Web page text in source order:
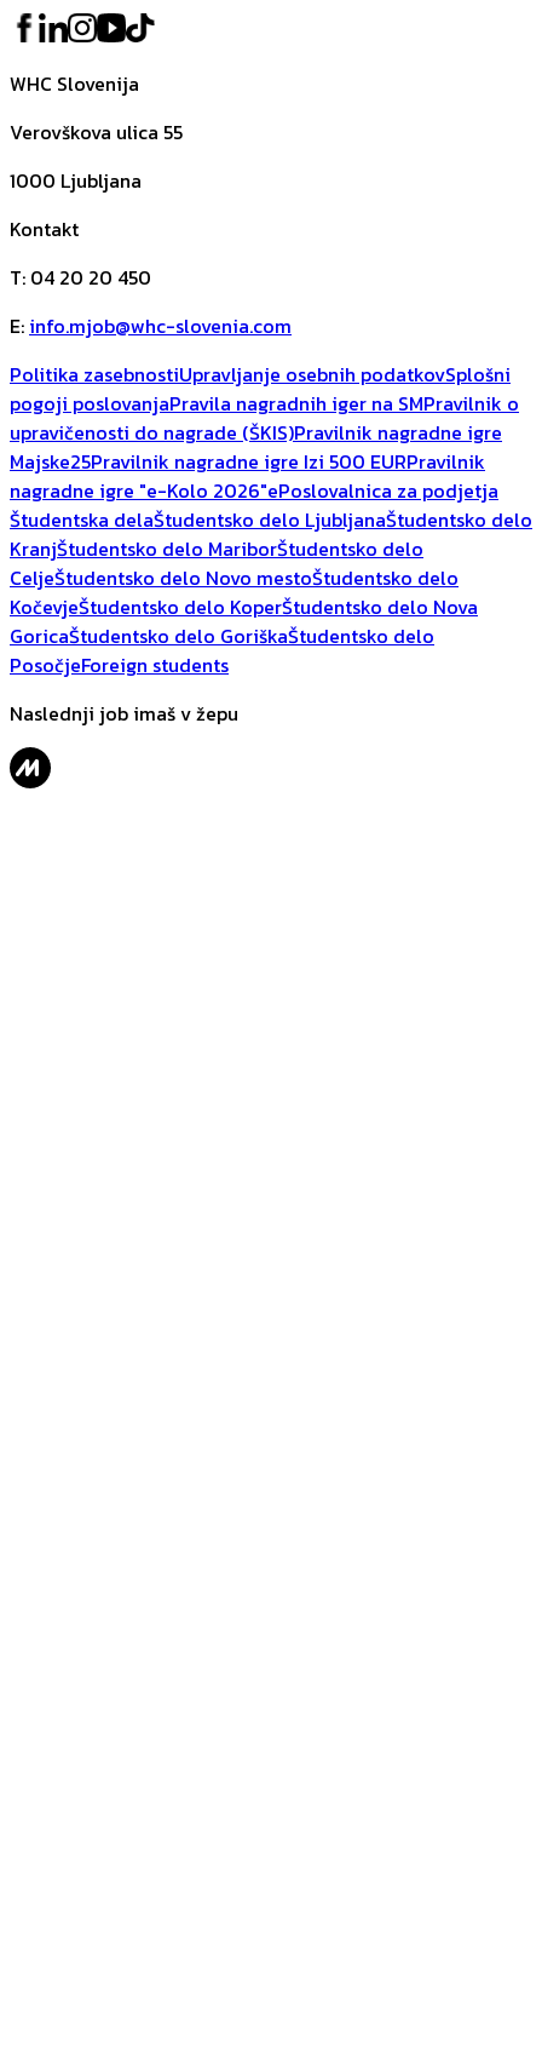
WHC Slovenija
Verovškova ulica 55
1000 Ljubljana
Kontakt
T: 04 20 20 450
E: info.mjob@whc-slovenia.com
Politika zasebnostiUpravljanje osebnih podatkovSplošni
pogoji poslovanjaPravila nagradnih iger na SMPravilnik o
upravičenosti do nagrade (ŠKIS)Pravilnik nagradne igre
Majske25Pravilnik nagradne igre Izi 500 EURPravilnik
nagradne igre "e-Kolo 2026"ePoslovalnica za podjetja
Študentska delaŠtudentsko delo LjubljanaŠtudentsko delo
KranjŠtudentsko delo MariborŠtudentsko delo
CeljeŠtudentsko delo Novo mestoŠtudentsko delo
KočevjeŠtudentsko delo KoperŠtudentsko delo Nova
GoricaŠtudentsko delo GoriškaŠtudentsko delo
PosočjeForeign students
Naslednji job imaš v žepu